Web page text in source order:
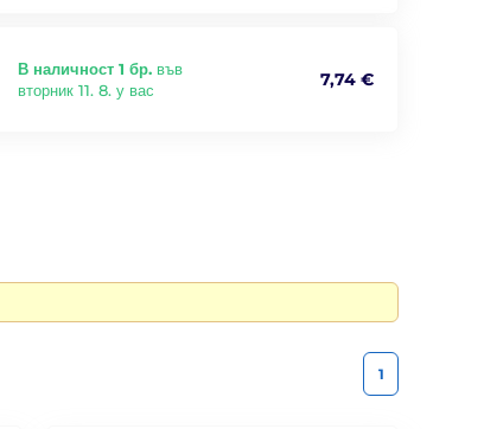
В наличност 1 бр. във
вторник 11. 8. у вас
7,74 €
1